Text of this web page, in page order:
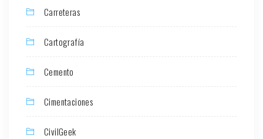
Carreteras
Cartografía
Cemento
Cimentaciones
CivilGeek